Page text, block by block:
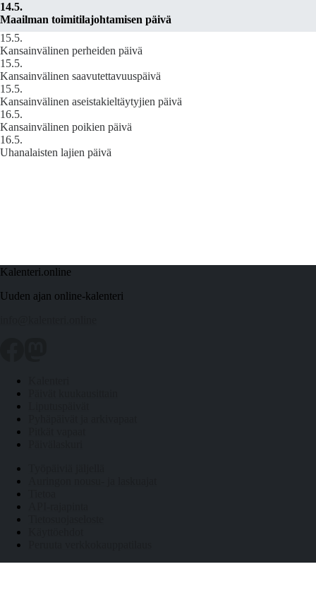
14.5.
Maailman toimitilajohtamisen päivä
15.5.
Kansainvälinen perheiden päivä
15.5.
Kansainvälinen saavutettavuuspäivä
15.5.
Kansainvälinen aseistakieltäytyjien päivä
16.5.
Kansainvälinen poikien päivä
16.5.
Uhanalaisten lajien päivä
Kalenteri.online
Uuden ajan online-kalenteri